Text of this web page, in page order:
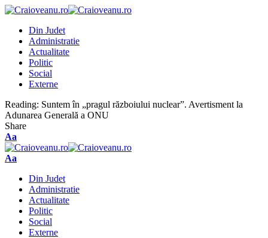
Din Judet
Administratie
Actualitate
Politic
Social
Externe
Reading: Suntem în „pragul războiului nuclear”. Avertisment la
Adunarea Generală a ONU
Share
Aa
Aa
Din Judet
Administratie
Actualitate
Politic
Social
Externe